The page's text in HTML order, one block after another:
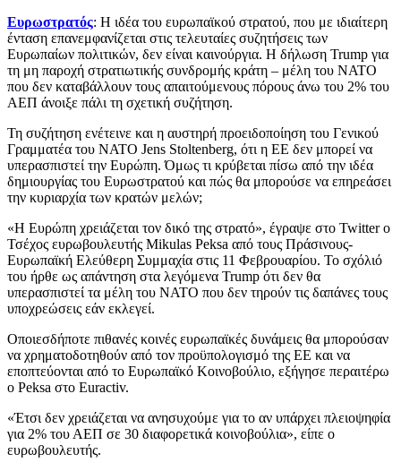
Ευρωστρατός: Η ιδέα του ευρωπαϊκού στρατού, που με ιδιαίτερη
ένταση επανεμφανίζεται στις τελευταίες συζητήσεις των
Ευρωπαίων πολιτικών, δεν είναι καινούργια. Η δήλωση Trump για
τη μη παροχή στρατιωτικής συνδρομής κράτη – μέλη του ΝΑΤΟ
που δεν καταβάλλουν τους απαιτούμενους πόρους άνω του 2% του
ΑΕΠ άνοιξε πάλι τη σχετική συζήτηση.
Τη συζήτηση ενέτεινε και η αυστηρή προειδοποίηση του Γενικού
Γραμματέα του ΝΑΤΟ Jens Stoltenberg, ότι η ΕΕ δεν μπορεί να
υπερασπιστεί την Ευρώπη. Όμως τι κρύβεται πίσω από την ιδέα
δημιουργίας του Ευρωστρατού και πώς θα μπορούσε να επηρεάσει
την κυριαρχία των κρατών μελών;
«Η Ευρώπη χρειάζεται τον δικό της στρατό», έγραψε στο Twitter ο
Τσέχος ευρωβουλευτής Mikulas Peksa από τους Πράσινους-
Ευρωπαϊκή Ελεύθερη Συμμαχία στις 11 Φεβρουαρίου. Το σχόλιό
του ήρθε ως απάντηση στα λεγόμενα Trump ότι δεν θα
υπερασπιστεί τα μέλη του ΝΑΤΟ που δεν τηρούν τις δαπάνες τους
υποχρεώσεις εάν εκλεγεί.
Οποιεσδήποτε πιθανές κοινές ευρωπαϊκές δυνάμεις θα μπορούσαν
να χρηματοδοτηθούν από τον προϋπολογισμό της ΕΕ και να
εποπτεύονται από το Ευρωπαϊκό Κοινοβούλιο, εξήγησε περαιτέρω
ο Peksa στo Euractiv.
«Έτσι δεν χρειάζεται να ανησυχούμε για το αν υπάρχει πλειοψηφία
για 2% του ΑΕΠ σε 30 διαφορετικά κοινοβούλια», είπε ο
ευρωβουλευτής.